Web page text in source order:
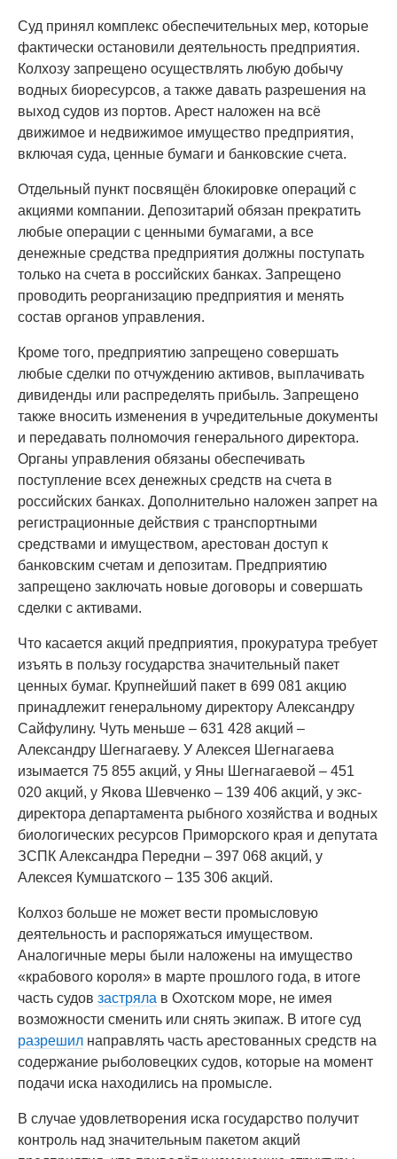
Суд принял комплекс обеспечительных мер, которые
фактически остановили деятельность предприятия.
Колхозу запрещено осуществлять любую добычу
водных биоресурсов, а также давать разрешения на
выход судов из портов. Арест наложен на всё
движимое и недвижимое имущество предприятия,
включая суда, ценные бумаги и банковские счета.
Отдельный пункт посвящён блокировке операций с
акциями компании. Депозитарий обязан прекратить
любые операции с ценными бумагами, а все
денежные средства предприятия должны поступать
только на счета в российских банках. Запрещено
проводить реорганизацию предприятия и менять
состав органов управления.
Кроме того, предприятию запрещено совершать
любые сделки по отчуждению активов, выплачивать
дивиденды или распределять прибыль. Запрещено
также вносить изменения в учредительные документы
и передавать полномочия генерального директора.
Органы управления обязаны обеспечивать
поступление всех денежных средств на счета в
российских банках. Дополнительно наложен запрет на
регистрационные действия с транспортными
средствами и имуществом, арестован доступ к
банковским счетам и депозитам. Предприятию
запрещено заключать новые договоры и совершать
сделки с активами.
Что касается акций предприятия, прокуратура требует
изъять в пользу государства значительный пакет
ценных бумаг. Крупнейший пакет в 699 081 акцию
принадлежит генеральному директору Александру
Сайфулину. Чуть меньше – 631 428 акций –
Александру Шегнагаеву. У Алексея Шегнагаева
изымается 75 855 акций, у Яны Шегнагаевой – 451
020 акций, у Якова Шевченко – 139 406 акций, у экс-
директора департамента рыбного хозяйства и водных
биологических ресурсов Приморского края и депутата
ЗСПК Александра Передни – 397 068 акций, у
Алексея Кумшатского – 135 306 акций.
Колхоз больше не может вести промысловую
деятельность и распоряжаться имуществом.
Аналогичные меры были наложены на имущество
«крабового короля» в марте прошлого года, в итоге
часть судов застряла в Охотском море, не имея
возможности сменить или снять экипаж. В итоге суд
разрешил направлять часть арестованных средств на
содержание рыболовецких судов, которые на момент
подачи иска находились на промысле.
В случае удовлетворения иска государство получит
контроль над значительным пакетом акций